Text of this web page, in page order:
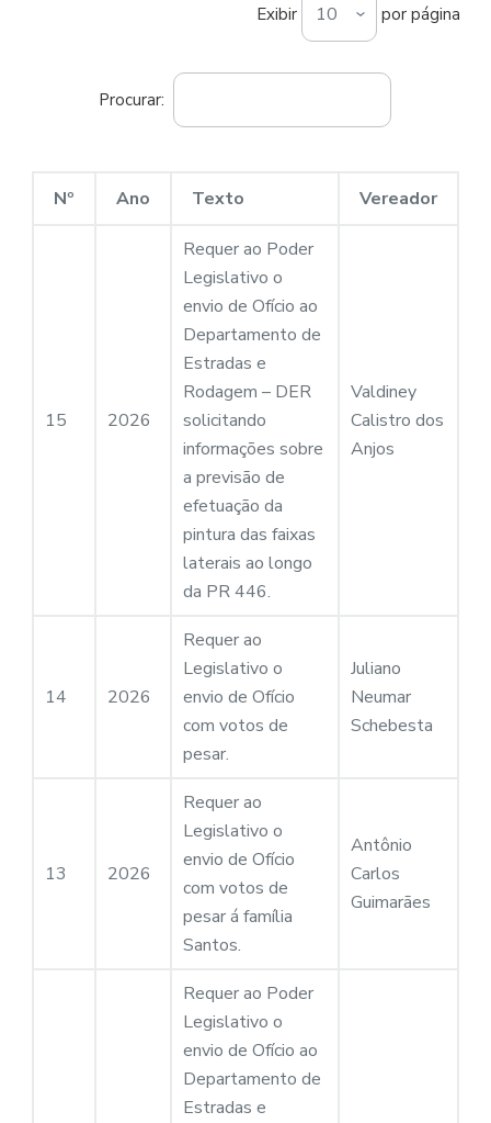
Exibir por página
Procurar:
Nº Ano Texto Vereador
15 2026
Requer ao Poder
Legislativo o
envio de Ofício ao
Departamento de
Estradas e
Rodagem – DER
solicitando
informações sobre
a previsão de
efetuação da
pintura das faixas
laterais ao longo
da PR 446.
Valdiney
Calistro dos
Anjos
14 2026
Requer ao
Legislativo o
envio de Ofício
com votos de
pesar.
Juliano
Neumar
Schebesta
13 2026
Requer ao
Legislativo o
envio de Ofício
com votos de
pesar á família
Santos.
Antônio
Carlos
Guimarães
Requer ao Poder
Legislativo o
envio de Ofício ao
Departamento de
Estradas e